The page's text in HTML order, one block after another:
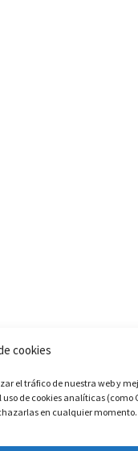
cookies
el tráfico de nuestra web y
de cookies analíticas (como
en cualquier momento.